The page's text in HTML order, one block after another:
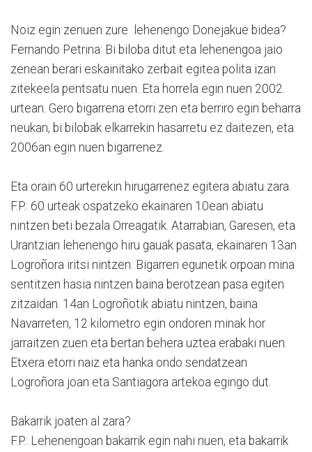
Noiz egin zenuen zure lehenengo Donejakue bidea?
Fernando Petrina: Bi biloba ditut eta lehenengoa jaio
zenean berari eskainitako zerbait egitea polita izan
zitekeela pentsatu nuen. Eta horrela egin nuen 2002.
urtean. Gero bigarrena etorri zen eta berriro egin beharra
neukan, bi bilobak elkarrekin hasarretu ez daitezen, eta
2006an egin nuen bigarrenez.
Eta orain 60 urterekin hirugarrenez egitera abiatu zara.
F.P.: 60 urteak ospatzeko ekainaren 10ean abiatu
nintzen beti bezala Orreagatik. Atarrabian, Garesen, eta
Urantzian lehenengo hiru gauak pasata, ekainaren 13an
Logroñora iritsi nintzen. Bigarren egunetik orpoan mina
sentitzen hasia nintzen baina berotzean pasa egiten
zitzaidan. 14an Logroñotik abiatu nintzen, baina
Navarreten, 12 kilometro egin ondoren minak hor
jarraitzen zuen eta bertan behera uztea erabaki nuen.
Etxera etorri naiz eta hanka ondo sendatzean
Logroñora joan eta Santiagora artekoa egingo dut.
Bakarrik joaten al zara?
F.P.: Lehenengoan bakarrik egin nahi nuen, eta bakarrik